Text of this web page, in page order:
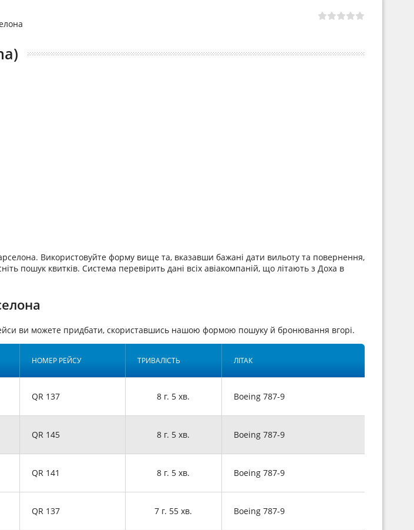
Використовуйте форму вище та, вказавши бажані дати вильоту та повернення,
пошук квитків. Система перевірить дані всіх авіакомпаній, що літають з Доха в
ви можете придбати, скориставшись нашою формою пошуку й бронювання вгорі.
НОМЕР РЕЙСУ ТРИВАЛІСТЬ ЛІТАК
QR 137 8 г. 5 хв. Boeing 787-9
QR 145 8 г. 5 хв. Boeing 787-9
QR 141 8 г. 5 хв. Boeing 787-9
QR 137 7 г. 55 хв. Boeing 787-9